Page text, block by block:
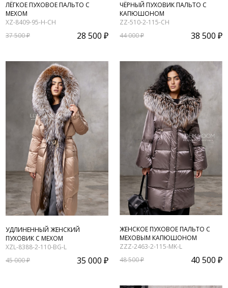
ЛЁГКОЕ ПУХОВОЕ ПАЛЬТО С
МЕХОМ
XZ-8409-95-H-CH
37 500 ₽
28 500 ₽
ЧЁРНЫЙ ПУХОВИК ПАЛЬТО С
КАПЮШОНОМ
ZZ-510-2-115-CH
44 000 ₽
38 500 ₽
УДЛИНЕННЫЙ ЖЕНСКИЙ
ПУХОВИК С МЕХОМ
XZL-8388-2-110-BG-L
45 000 ₽
35 000 ₽
ЖЕНСКОЕ ПУХОВОЕ ПАЛЬТО С
МЕХОВЫМ КАПЮШОНОМ
ZZZ-2463-2-115-MK-L
48 500 ₽
40 500 ₽